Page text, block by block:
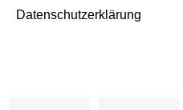
Datenschutzerklärung